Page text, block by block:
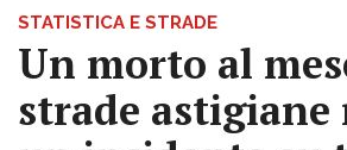
STATISTICA E STRADE
Un morto al
strade astigiane